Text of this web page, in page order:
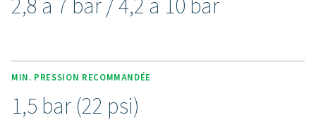
Découvrez les
condensats
Prêt à protéger votre système d’air comprimé et